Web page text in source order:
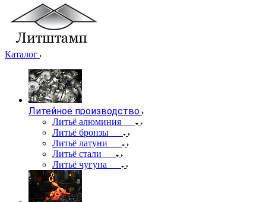
Каталог
Литейное производство
Литьё алюминия
Литьё бронзы
Литьё латуни
Литьё стали
Литьё чугуна